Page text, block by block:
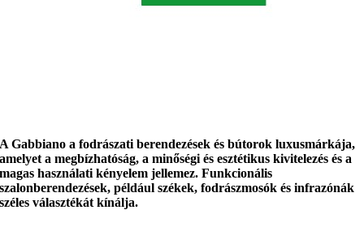
AGabbiano a fodrászati berendezések és bútorok luxusmárkája,
amelyet a megbízhatóság, a minőségi és esztétikus kivitelezés és a
magas használati kényelem jellemez. Funkcionális
szalonberendezések, például székek, fodrászmosók és infrazónák
széles választékát kínálja.